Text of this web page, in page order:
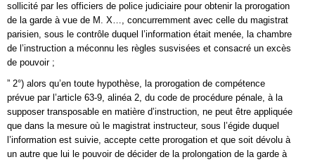
sollicité par les officiers de police judiciaire pour obtenir la prorogation
de la garde à vue de M. X…, concurremment avec celle du magistrat
parisien, sous le contrôle duquel l’information était menée, la chambre
de l’instruction a méconnu les règles susvisées et consacré un excès
de pouvoir ;
” 2°) alors qu’en toute hypothèse, la prorogation de compétence
prévue par l’article 63-9, alinéa 2, du code de procédure pénale, à la
supposer transposable en matière d’instruction, ne peut être appliquée
que dans la mesure où le magistrat instructeur, sous l’égide duquel
l’information est suivie, accepte cette prorogation et que soit dévolu à
un autre que lui le pouvoir de décider de la prolongation de la garde à